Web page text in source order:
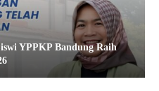
YPPKP Bandung Raih